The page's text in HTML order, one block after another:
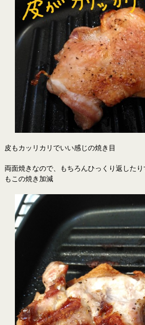
皮もカッリカリでいい感じの焼き目
両面焼きなので、もちろんひっくり返した
もこの焼き加減